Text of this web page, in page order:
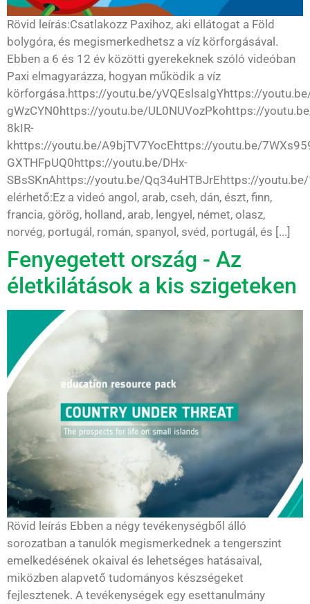
Rövid leírás:Csatlakozz Paxihoz, aki ellátogat a Föld
bolygóra, és megismerkedhetsz a víz körforgásával.
Ebben a 6 és 12 év közötti gyerekeknek szóló videóban
Paxi elmagyarázza, hogyan működik a víz
körforgása.https://youtu.be/yVQEslsaIgYhttps://
gWzCYN0https://youtu.be/UL0NUVozPkohttps://
8kIR-
khttps://youtu.be/A9bjTV7YocEhttps://youtu.be/
GXTHFpUQ0https://youtu.be/DHx-
SBsSKnAhttps://youtu.be/Qq34uHTBJrEhttps://
elérhető:Ez a videó angol, arab, cseh, dán, észt, finn,
francia, görög, holland, arab, lengyel, német, olasz,
norvég, portugál, román, spanyol, svéd, portugál, és [...]
Fenyegetett ország - Az
életkilátások a kis szigeteken
Rövid leírás Ebben a négy tevékenységből álló
sorozatban a tanulók megismerkednek a tengerszint
emelkedésének okaival és lehetséges hatásaival,
miközben alapvető tudományos készségeket
fejlesztenek. A tevékenységek egy esettanulmány